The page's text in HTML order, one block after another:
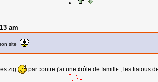
am
site
zig par contre j'ai une drôle de famille , les fiatous